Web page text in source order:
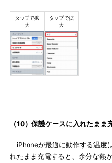
（10）保護ケースに入れたまま
iPhoneが最適に動作する温度
れたまま充電すると、余分な熱